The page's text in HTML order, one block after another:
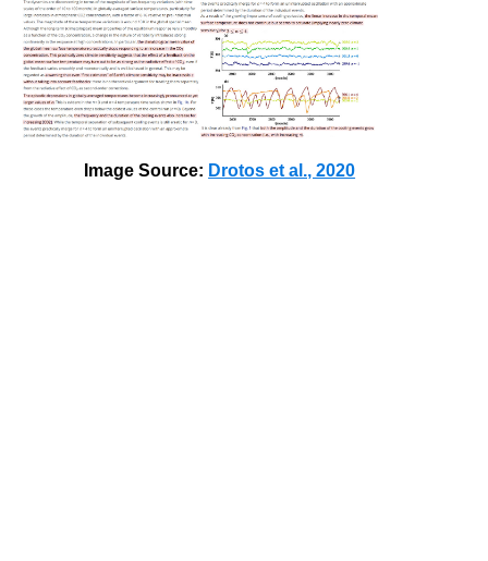
Image Source: Drotos et al., 2020